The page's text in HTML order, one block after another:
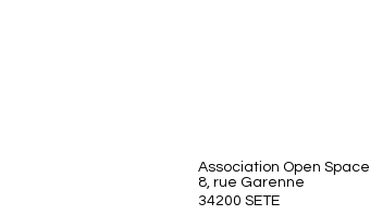
Association Open Space
8, rue Garenne
34200 SETE